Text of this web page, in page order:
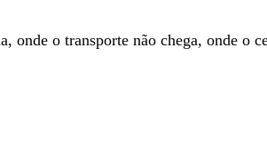
onde o transporte não chega, onde o